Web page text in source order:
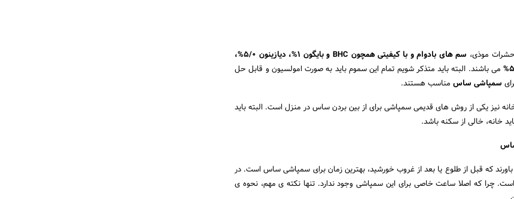
موذی،
سم های بادوام و با کیفیتی همچون BHC و بایگون 1%، دیازینون 5/0%،
می باشند. البته باید متذکر شویم تمام این سموم باید به صورت امولسیون و قابل حل
سمپاشی ساس مناسب هستند.
خانه نیز یکی از روش های قدیمی سمپاشی برای از بین بردن ساس در منزل است. البته باید
خانه، خالی از سکنه باشد.
که قبل از طلوع یا بعد از غروب خورشید، بهترین زمان برای سمپاشی ساس است. در
است. چرا که اصلا ساعت خاصی برای این سمپاشی وجود ندارد. تنها نکته ی مهم، نحوه ی